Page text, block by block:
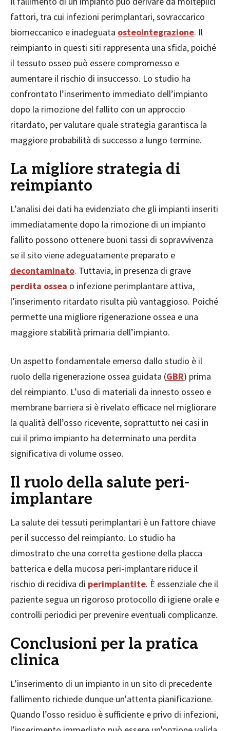
fattori, tra cui infezioni perimplantari, sovraccarico
biomeccanico e inadeguata osteointegrazione. Il
reimpianto in questi siti rappresenta una sfida, poiché
il tessuto osseo può essere compromesso e
aumentare il rischio di insuccesso. Lo studio ha
confrontato l’inserimento immediato dell’impianto
dopo la rimozione del fallito con un approccio
ritardato, per valutare quale strategia garantisca la
maggiore probabilità di successo a lungo termine.
La migliore strategia di
reimpianto
L’analisi dei dati ha evidenziato che gli impianti inseriti
immediatamente dopo la rimozione di un impianto
fallito possono ottenere buoni tassi di sopravvivenza
se il sito viene adeguatamente preparato e
decontaminato. Tuttavia, in presenza di grave
perdita ossea o infezione perimplantare attiva,
l’inserimento ritardato risulta più vantaggioso. Poiché
permette una migliore rigenerazione ossea e una
maggiore stabilità primaria dell’impianto.
Un aspetto fondamentale emerso dallo studio è il
ruolo della rigenerazione ossea guidata (GBR) prima
del reimpianto. L’uso di materiali da innesto osseo e
membrane barriera si è rivelato efficace nel migliorare
la qualità dell’osso ricevente, soprattutto nei casi in
cui il primo impianto ha determinato una perdita
significativa di volume osseo.
Il ruolo della salute peri-
implantare
La salute dei tessuti perimplantari è un fattore chiave
per il successo del reimpianto. Lo studio ha
dimostrato che una corretta gestione della placca
batterica e della mucosa peri-implantare riduce il
rischio di recidiva di perimplantite. È essenziale che il
paziente segua un rigoroso protocollo di igiene orale e
controlli periodici per prevenire eventuali complicanze.
Conclusioni per la pratica
clinica
L’inserimento di un impianto in un sito di precedente
fallimento richiede dunque un'attenta pianificazione.
Quando l’osso residuo è sufficiente e privo di infezioni,